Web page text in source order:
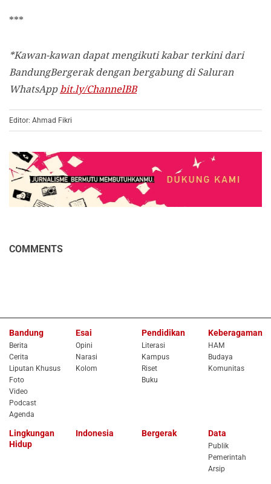
***
*Kawan-kawan dapat mengikuti kabar terkini dari
BandungBergerak dengan bergabung di Saluran
WhatsAppbit.ly/ChannelBB
Editor: Ahmad Fikri
COMMENTS
Bandung
Berita
Cerita
Liputan Khusus
Foto
Video
Podcast
Agenda
Esai
Opini
Narasi
Kolom
Pendidikan
Literasi
Kampus
Riset
Buku
Keberagaman
HAM
Budaya
Komunitas
Lingkungan
Hidup
Indonesia Bergerak Data
Publik
Pemerintah
Arsip